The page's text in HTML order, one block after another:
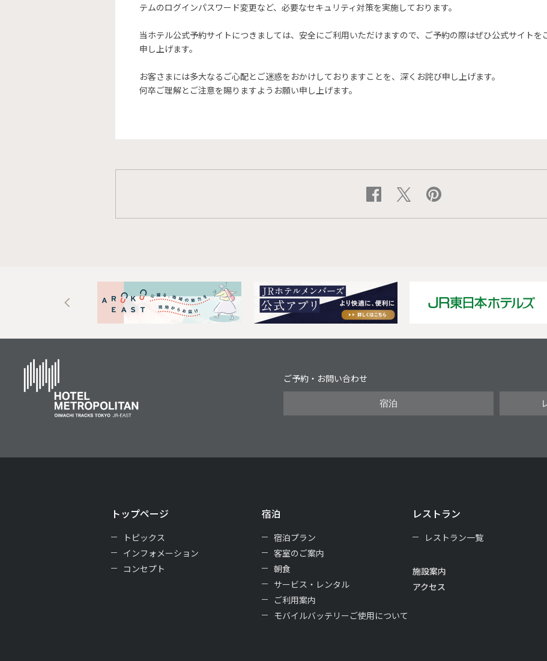
テムのログインパスワード変更など、必要なセキュリティ対策を実施しております。
当ホテル公式予約サイトにつきましては、安全にご利用いただけますので、ご予約の際はぜひ公式サイトを
申し上げます。
お客さまには多大なるご心配とご迷惑をおかけしておりますことを、深くお詫び申し上げます。
何卒ご理解とご注意を賜りますようお願い申し上げます。
Next
ご予約・お問い合わせ
宿泊
トップページ
トピックス
インフォメーション
コンセプト
宿泊
宿泊プラン
客室のご案内
朝食
サービス・レンタル
ご利用案内
モバイルバッテリーご使用について
レストラン
レストラン一覧
施設案内
アクセス